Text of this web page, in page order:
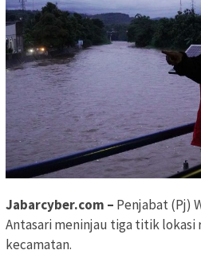
Jabarcyber.com – Penjabat (Pj)
Antasari meninjau tiga titik lokasi
kecamatan.